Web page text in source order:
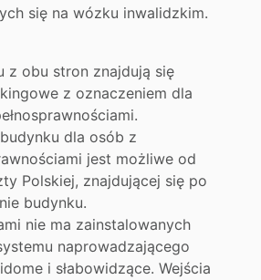
się na wózku inwalidzkim.
z obu stron znajdują się
z oznaczeniem dla
dla osób z
jest możliwe od
Polskiej, znajdującej się po
budynku.
nie ma zainstalowanych
naprowadzającego
i słabowidzące. Wejścia